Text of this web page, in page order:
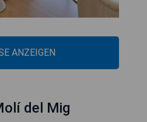
ANZEIGEN
del Mig